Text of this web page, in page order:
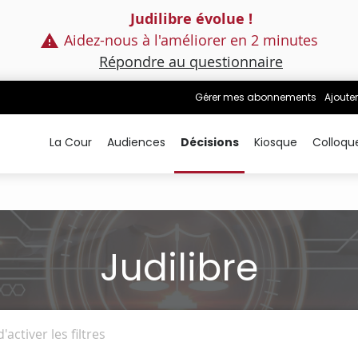
Judilibre évolue !
Aidez-nous à l'améliorer en 2 minutes
Répondre au questionnaire
Gérer mes abonnements
La Cour Audiences Décisions Kiosque
Judilibre